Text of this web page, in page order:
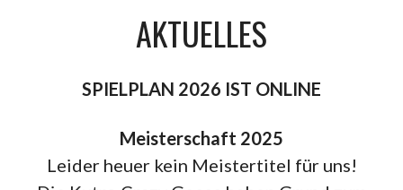
AKTUELLES
SPIELPLAN 2026 IST ONLINE
Meisterschaft 2025
Leider heuer kein Meistertitel für uns!